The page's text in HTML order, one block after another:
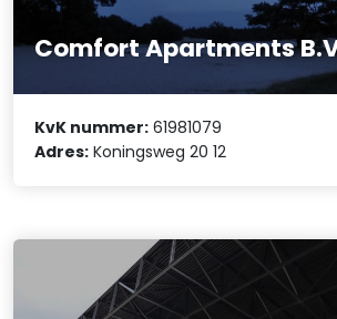
Comfort Apartments
KvK nummer: 61981079
Adres: Koningsweg 20 12